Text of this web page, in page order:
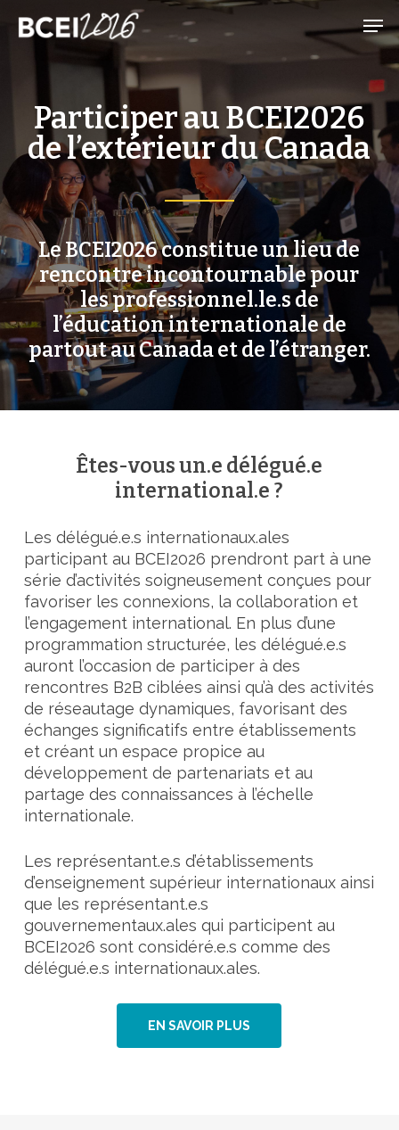
Participer au BCEI2026
de l’extérieur du Canada
Le BCEI2026 constitue un lieu de
rencontre incontournable pour
les professionnel.le.s de
l’éducation internationale de
partout au Canada et de l’étranger.
Êtes-vous un.e délégué.e
international.e ?
Les délégué.e.s internationaux.ales
participant au BCEI2026 prendront part à une
série d’activités soigneusement conçues pour
favoriser les connexions, la collaboration et
l’engagement international. En plus d’une
programmation structurée, les délégué.e.s
auront l’occasion de participer à des
rencontres B2B ciblées ainsi qu’à des activités
de réseautage dynamiques, favorisant des
échanges significatifs entre établissements
et créant un espace propice au
développement de partenariats et au
partage des connaissances à l’échelle
internationale.
Les représentant.e.s d’établissements
d’enseignement supérieur internationaux ainsi
que les représentant.e.s
gouvernementaux.ales qui participent au
BCEI2026 sont considéré.e.s comme des
délégué.e.s internationaux.ales.
EN SAVOIR PLUS